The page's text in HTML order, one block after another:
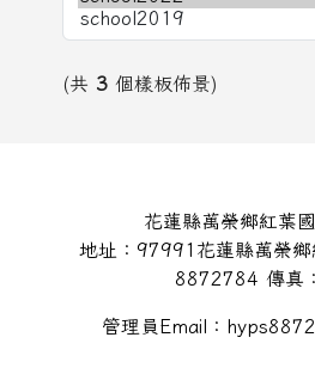
(共 3 個樣板佈景)
花蓮縣萬榮鄉紅葉
地址：97991花蓮縣萬榮
8872784 傳真
管理員Email：